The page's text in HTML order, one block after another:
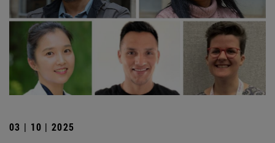
03 | 10 | 2025